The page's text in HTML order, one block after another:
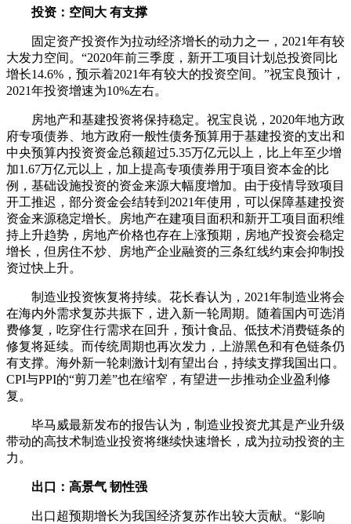
投资：空间大 有支撑
固定资产投资作为拉动经济增长的动力之一，2021年有较
大发力空间。“2020年前三季度，新开工项目计划总投资同比
增长14.6%，预示着2021年有较大的投资空间。”祝宝良预计，
2021年投资增速为10%左右。
房地产和基建投资将保持稳定。祝宝良说，2020年地方政
府专项债券、地方政府一般性债务预算用于基建投资的支出和
中央预算内投资资金总额超过5.35万亿元以上，比上年至少增
加1.67万亿元以上，加上提高专项债券用于项目资本金的比
例，基础设施投资的资金来源大幅度增加。由于疫情导致项目
开工推迟，部分资金会结转到2021年使用，可以保障基建投资
资金来源稳定增长。房地产在建项目面积和新开工项目面积维
持上升趋势，房地产价格也存在上涨预期，房地产投资会稳定
增长，但房住不炒、房地产企业融资的三条红线约束会抑制投
资过快上升。
制造业投资恢复将持续。花长春认为，2021年制造业将会
在海内外需求复苏共振下，进入新一轮周期。随着国内可选消
费修复，吃穿住行需求在回升，预计食品、低技术消费链条的
修复将延续。而传统周期也再次发力，上游黑色和有色链条仍
有支撑。海外新一轮刺激计划有望出台，持续支撑我国出口。
CPI与PPI的“剪刀差”也在缩窄，有望进一步推动企业盈利修
复。
毕马威最新发布的报告认为，制造业投资尤其是产业升级
带动的高技术制造业投资将继续快速增长，成为拉动投资的主
力。
出口：高景气 韧性强
出口超预期增长为我国经济复苏作出较大贡献。“影响